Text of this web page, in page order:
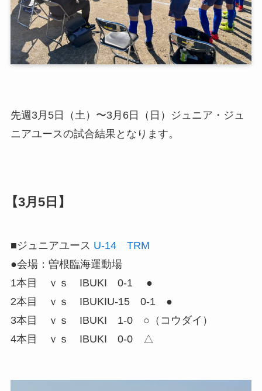
先週3月5日（土）〜3月6日（日）ジュニア・ジュ
ニアユースの試合結果となります。
【3月5日】
■ジュニアユース U-14 TRM
●会場：曽根臨海運動場
1本目 ｖｓ IBUKI 0-1 ●
2本目 ｖｓ IBUKIU-15 0-1 ●
3本目 ｖｓ IBUKI 1-0 ○（コウダイ）
4本目 ｖｓ IBUKI 0-0 △